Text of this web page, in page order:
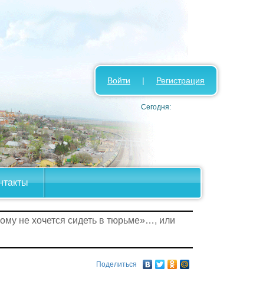
Войти | Регистрация
Сегодня:
не хочется сидеть в тюрьме»…, или
Поделиться